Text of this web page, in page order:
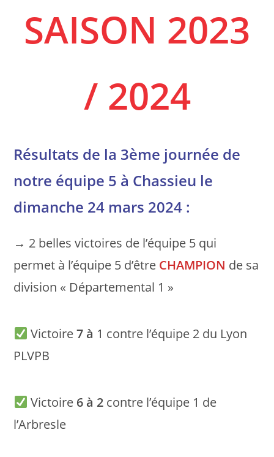
SAISON 2023
/ 2024
Résultats de la 3ème journée de
notre équipe 5 à Chassieu le
dimanche 24 mars 2024 :
→ 2 belles victoires de l’équipe 5 qui
permet à l’équipe 5 d’être CHAMPION de sa
division « Départemental 1 »
Victoire7 à 1 contre l’équipe 2 du Lyon
PLVPB
Victoire 6 à 2 contre l’équipe 1 de
l’Arbresle